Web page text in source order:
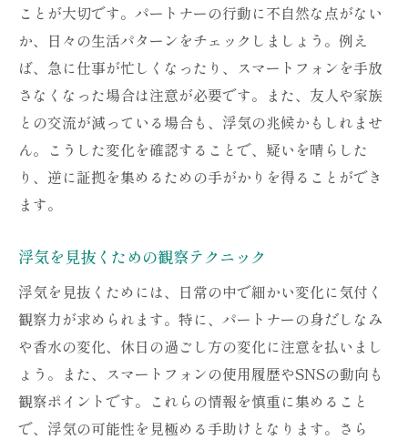
ことが大切です。パートナーの行動に不自然な点がない
か、日々の生活パターンをチェックしましょう。例え
ば、急に仕事が忙しくなったり、スマートフォンを手放
さなくなった場合は注意が必要です。また、友人や家族
との交流が減っている場合も、浮気の兆候かもしれませ
ん。こうした変化を確認することで、疑いを晴らした
り、逆に証拠を集めるための手がかりを得ることができ
ます。
浮気を見抜くための観察テクニック
浮気を見抜くためには、日常の中で細かい変化に気付く
観察力が求められます。特に、パートナーの身だしなみ
や香水の変化、休日の過ごし方の変化に注意を払いまし
ょう。また、スマートフォンの使用履歴やSNSの動向も
観察ポイントです。これらの情報を慎重に集めること
で、浮気の可能性を見極める手助けとなります。さら